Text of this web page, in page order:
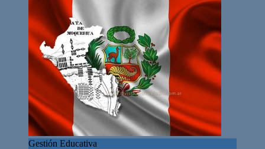
Gestión Educativa